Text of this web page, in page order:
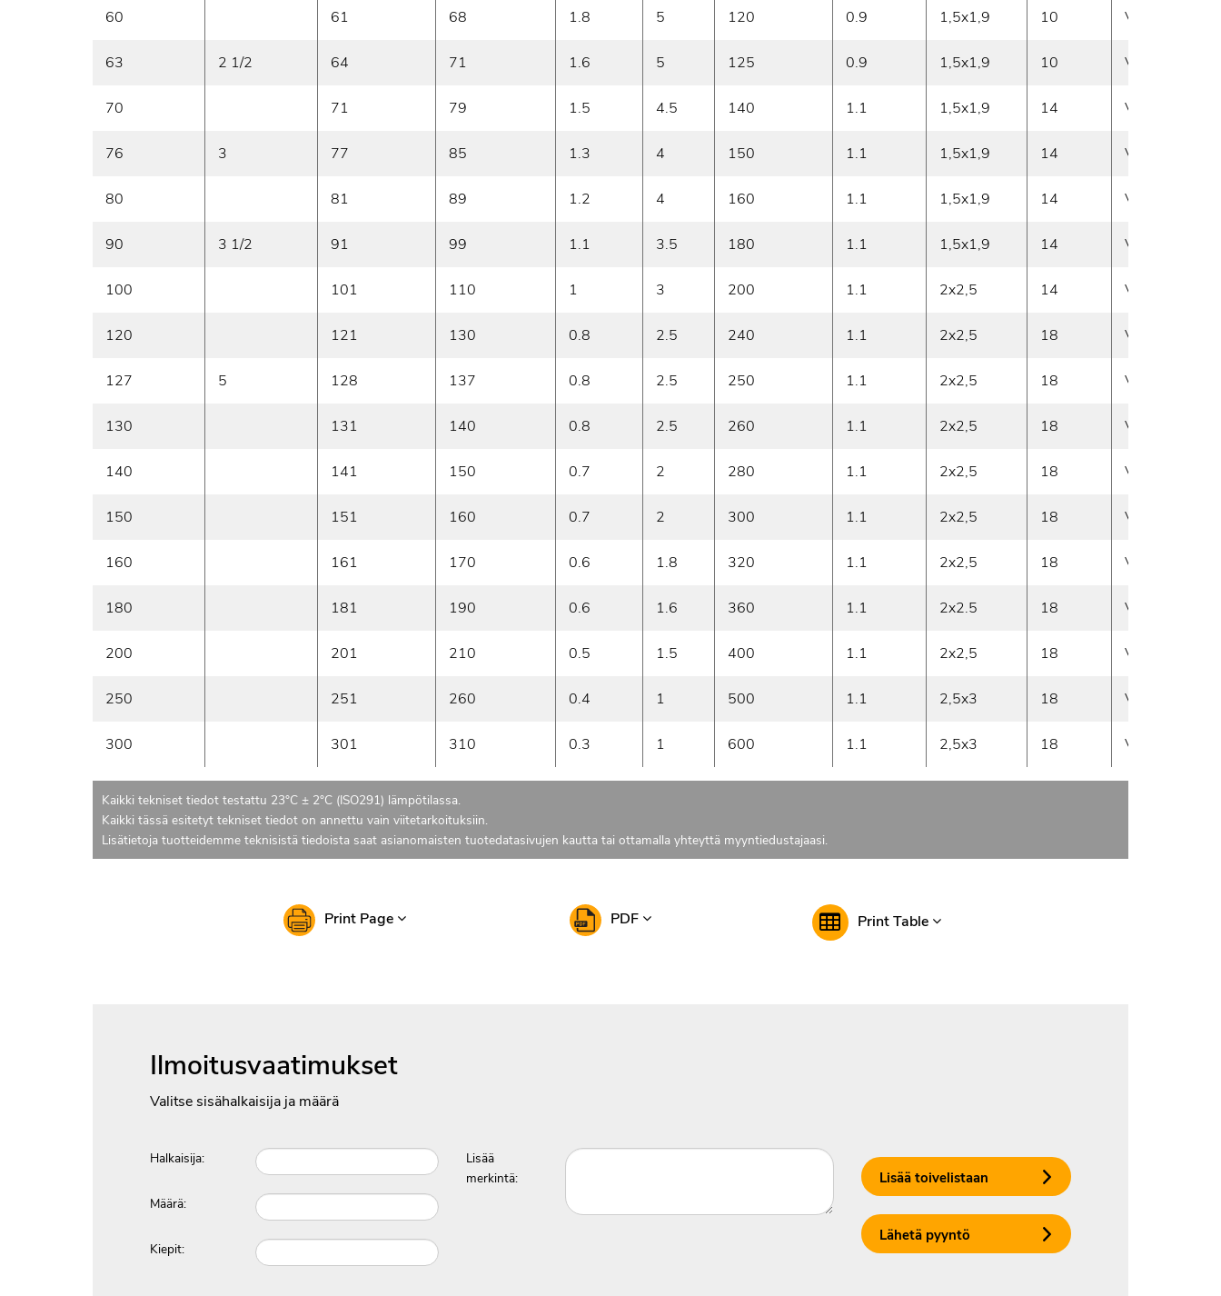
60 61 68 1.8 5 120 0.9 1,5x1,9 10 Vasen
63 2 1/2 64 71 1.6 5 125 0.9 1,5x1,9 10 Vasen
70 71 79 1.5 4.5 140 1.1 1,5x1,9 14 Vasen
76 3 77 85 1.3 4 150 1.1 1,5x1,9 14 Vasen
80 81 89 1.2 4 160 1.1 1,5x1,9 14 Vasen
90 3 1/2 91 99 1.1 3.5 180 1.1 1,5x1,9 14 Vasen
100 101 110 1 3 200 1.1 2x2,5 14 Vasen
120 121 130 0.8 2.5 240 1.1 2x2,5 18 Vasen
127 5 128 137 0.8 2.5 250 1.1 2x2,5 18 Vasen
130 131 140 0.8 2.5 260 1.1 2x2,5 18 Vasen
140 141 150 0.7 2 280 1.1 2x2,5 18 Vasen
150 151 160 0.7 2 300 1.1 2x2,5 18 Vasen
160 161 170 0.6 1.8 320 1.1 2x2,5 18 Vasen
180 181 190 0.6 1.6 360 1.1 2x2.5 18 Vasen
200 201 210 0.5 1.5 400 1.1 2x2,5 18 Vasen
250 251 260 0.4 1 500 1.1 2,5x3 18 Vasen
300 301 310 0.3 1 600 1.1 2,5x3 18 Vasen
Kaikki tekniset tiedot testattu 23°C ± 2°C (ISO291) lämpötilassa.
Kaikki tässä esitetyt tekniset tiedot on annettu vain viitetarkoituksiin.
Lisätietoja tuotteidemme teknisistä tiedoista saat asianomaisten tuotedatasivujen kautta tai ottamalla yhteyttä myyntiedustajaasi.
Print Page PDF Print Table
Ilmoitusvaatimukset
Valitse sisähalkaisija ja määrä
Halkaisija:
Määrä:
Kiepit:
Lisää
merkintä:
Lisää toivelistaan
Lähetä pyyntö